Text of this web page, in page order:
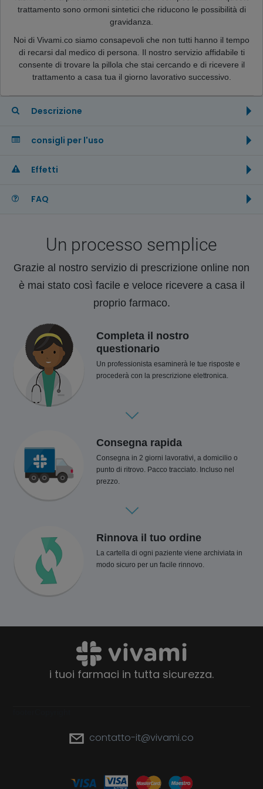
trattamento sono ormoni sintetici che riducono le possibilità di
gravidanza.
Noi di Vivami.co siamo consapevoli che non tutti hanno il tempo
di recarsi dal medico di persona. Il nostro servizio affidabile ti
consente di trovare la pillola che stai cercando e di ricevere il
trattamento a casa tua il giorno lavorativo successivo.
Descrizione
consigli per l'uso
Effetti
FAQ
Un processo semplice
Grazie al nostro servizio di prescrizione online non
è mai stato così facile e veloce ricevere a casa il
proprio farmaco.
Completa il nostro
questionario
Un professionista esaminerà le tue risposte e
procederà con la prescrizione elettronica.
Consegna rapida
Consegna in 2 giorni lavorativi, a domicilio o
punto di ritrovo. Pacco tracciato. Incluso nel
prezzo.
Rinnova il tuo ordine
La cartella di ogni paziente viene archiviata in
modo sicuro per un facile rinnovo.
i tuoi farmaci in tutta sicurezza.
contatto-it@vivami.co